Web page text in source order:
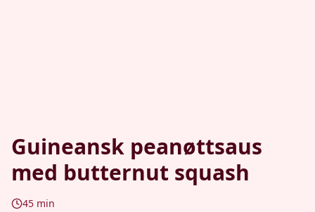
Guineansk peanøttsaus
med butternut squash
45 min